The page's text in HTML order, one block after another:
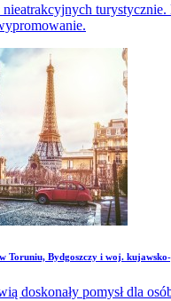
nieatrakcyjnych
Toruniu, Bydgoszczy i woj.
doskonały pomysł dla